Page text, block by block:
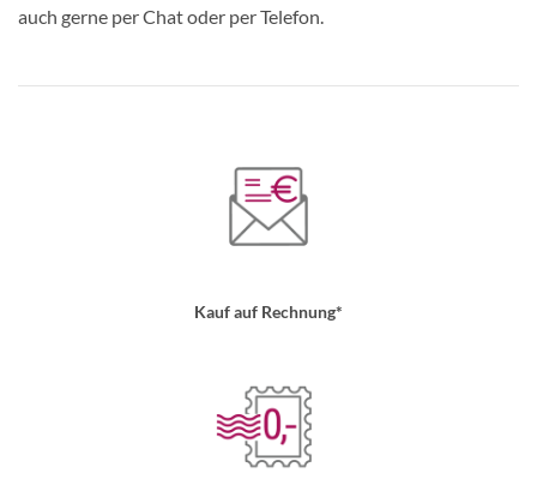
auch gerne per Chat oder per Telefon.
Kauf auf Rechnung*